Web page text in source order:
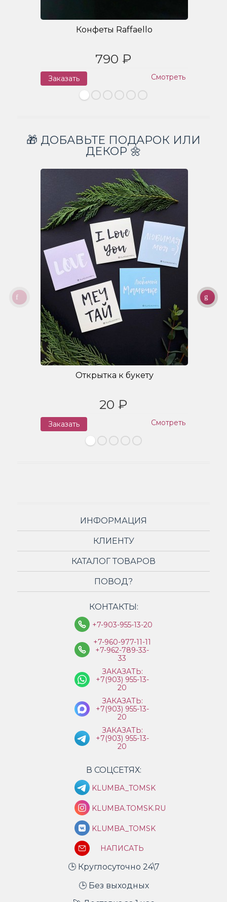
Конфеты Raffaello
790 ₽
Заказать Смотреть
🎁 ДОБАВЬТЕ ПОДАРОК ИЛИ
ДЕКОР 🌼
Открытка к букету
20 ₽
Заказать Смотреть
ИНФОРМАЦИЯ
КЛИЕНТУ
КАТАЛОГ ТОВАРОВ
ПОВОД?
КОНТАКТЫ:
+7-903-955-13-20
+7-960-977-11-11
+7-962-789-33-
33
ЗАКАЗАТЬ:
+7(903) 955-13-
20
ЗАКАЗАТЬ:
+7(903) 955-13-
20
ЗАКАЗАТЬ:
+7(903) 955-13-
20
В СОЦСЕТЯХ:
KLUMBA_TOMSK
KLUMBA.TOMSK.RU
KLUMBA_TOMSK
НАПИСАТЬ
🕒 Круглосуточно 24\7
🕒 Без выходных